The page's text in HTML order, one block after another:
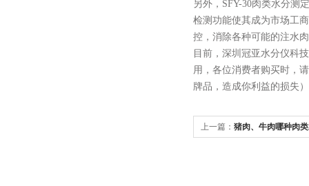
另外， SFY-30肉类水分测
检测功能使其成为市场工
控，消除各种可能的注水
目前 ， 深圳冠亚水分仪科
用，各位消费者购买时，
牌品，造成你利益的损失
上一篇： 猪肉、牛肉哪种肉